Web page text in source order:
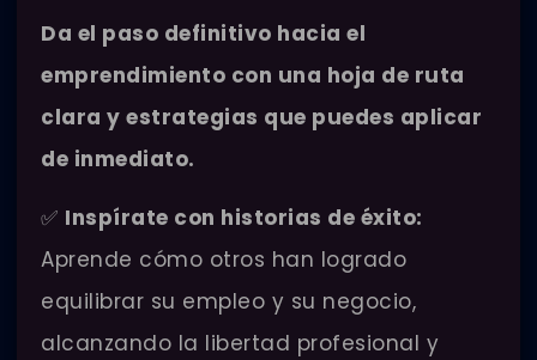
Da el paso definitivo hacia el
emprendimiento con una hoja de ruta
clara y estrategias que puedes aplicar
de inmediato.
✅ Inspírate con historias de éxito:
Aprende cómo otros han logrado
equilibrar su empleo y su negocio,
alcanzando la libertad profesional y